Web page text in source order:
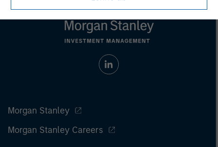
Morgan Stanley
Morgan Stanley Careers